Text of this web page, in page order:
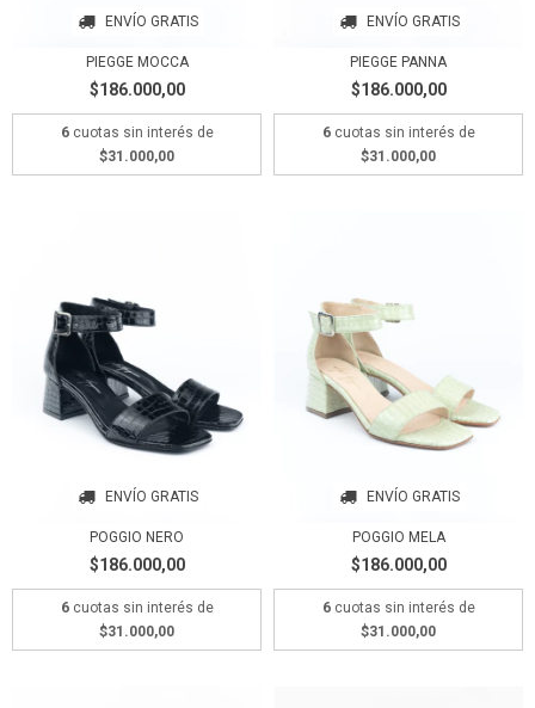
ENVÍO GRATIS
PIEGGE MOCCA
$186.000,00
6 cuotas sin interés de
$31.000,00
ENVÍO GRATIS
PIEGGE PANNA
$186.000,00
6 cuotas sin interés de
$31.000,00
ENVÍO GRATIS
POGGIO NERO
$186.000,00
6 cuotas sin interés de
$31.000,00
ENVÍO GRATIS
POGGIO MELA
$186.000,00
6 cuotas sin interés de
$31.000,00